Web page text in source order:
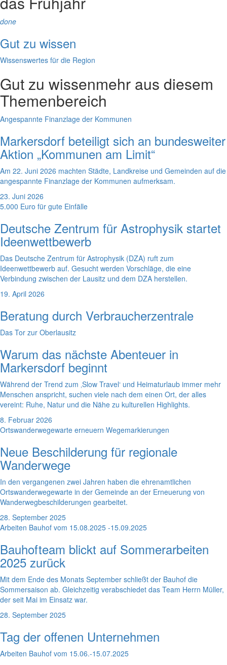
done
Gut zu wissen
Wissenswertes für die Region
Gut zu wissenmehr aus diesem
Themenbereich
Angespannte Finanzlage der Kommunen
Markersdorf beteiligt sich an bundesweiter
Aktion „Kommunen am Limit“
Am 22. Juni 2026 machten Städte, Landkreise und Gemeinden auf die
angespannte Finanzlage der Kommunen aufmerksam.
23. Juni 2026
5.000 Euro für gute Einfälle
Deutsche Zentrum für Astrophysik startet
Ideenwettbewerb
Das Deutsche Zentrum für Astrophysik (DZA) ruft zum
Ideenwettbewerb auf. Gesucht werden Vorschläge, die eine
Verbindung zwischen der Lausitz und dem DZA herstellen.
19. April 2026
Beratung durch Verbraucherzentrale
Das Tor zur Oberlausitz
Warum das nächste Abenteuer in
Markersdorf beginnt
Während der Trend zum ‚Slow Travel‘ und Heimaturlaub immer mehr
Menschen anspricht, suchen viele nach dem einen Ort, der alles
vereint: Ruhe, Natur und die Nähe zu kulturellen Highlights.
8. Februar 2026
Ortswanderwegewarte erneuern Wegemarkierungen
Neue Beschilderung für regionale
Wanderwege
In den vergangenen zwei Jahren haben die ehrenamtlichen
Ortswanderwegewarte in der Gemeinde an der Erneuerung von
Wanderwegbeschilderungen gearbeitet.
28. September 2025
Arbeiten Bauhof vom 15.08.2025 -15.09.2025
Bauhofteam blickt auf Sommerarbeiten
2025 zurück
Mit dem Ende des Monats September schließt der Bauhof die
Sommersaison ab. Gleichzeitig verabschiedet das Team Herrn Müller,
der seit Mai im Einsatz war.
28. September 2025
Tag der offenen Unternehmen
Arbeiten Bauhof vom 15.06.-15.07.2025